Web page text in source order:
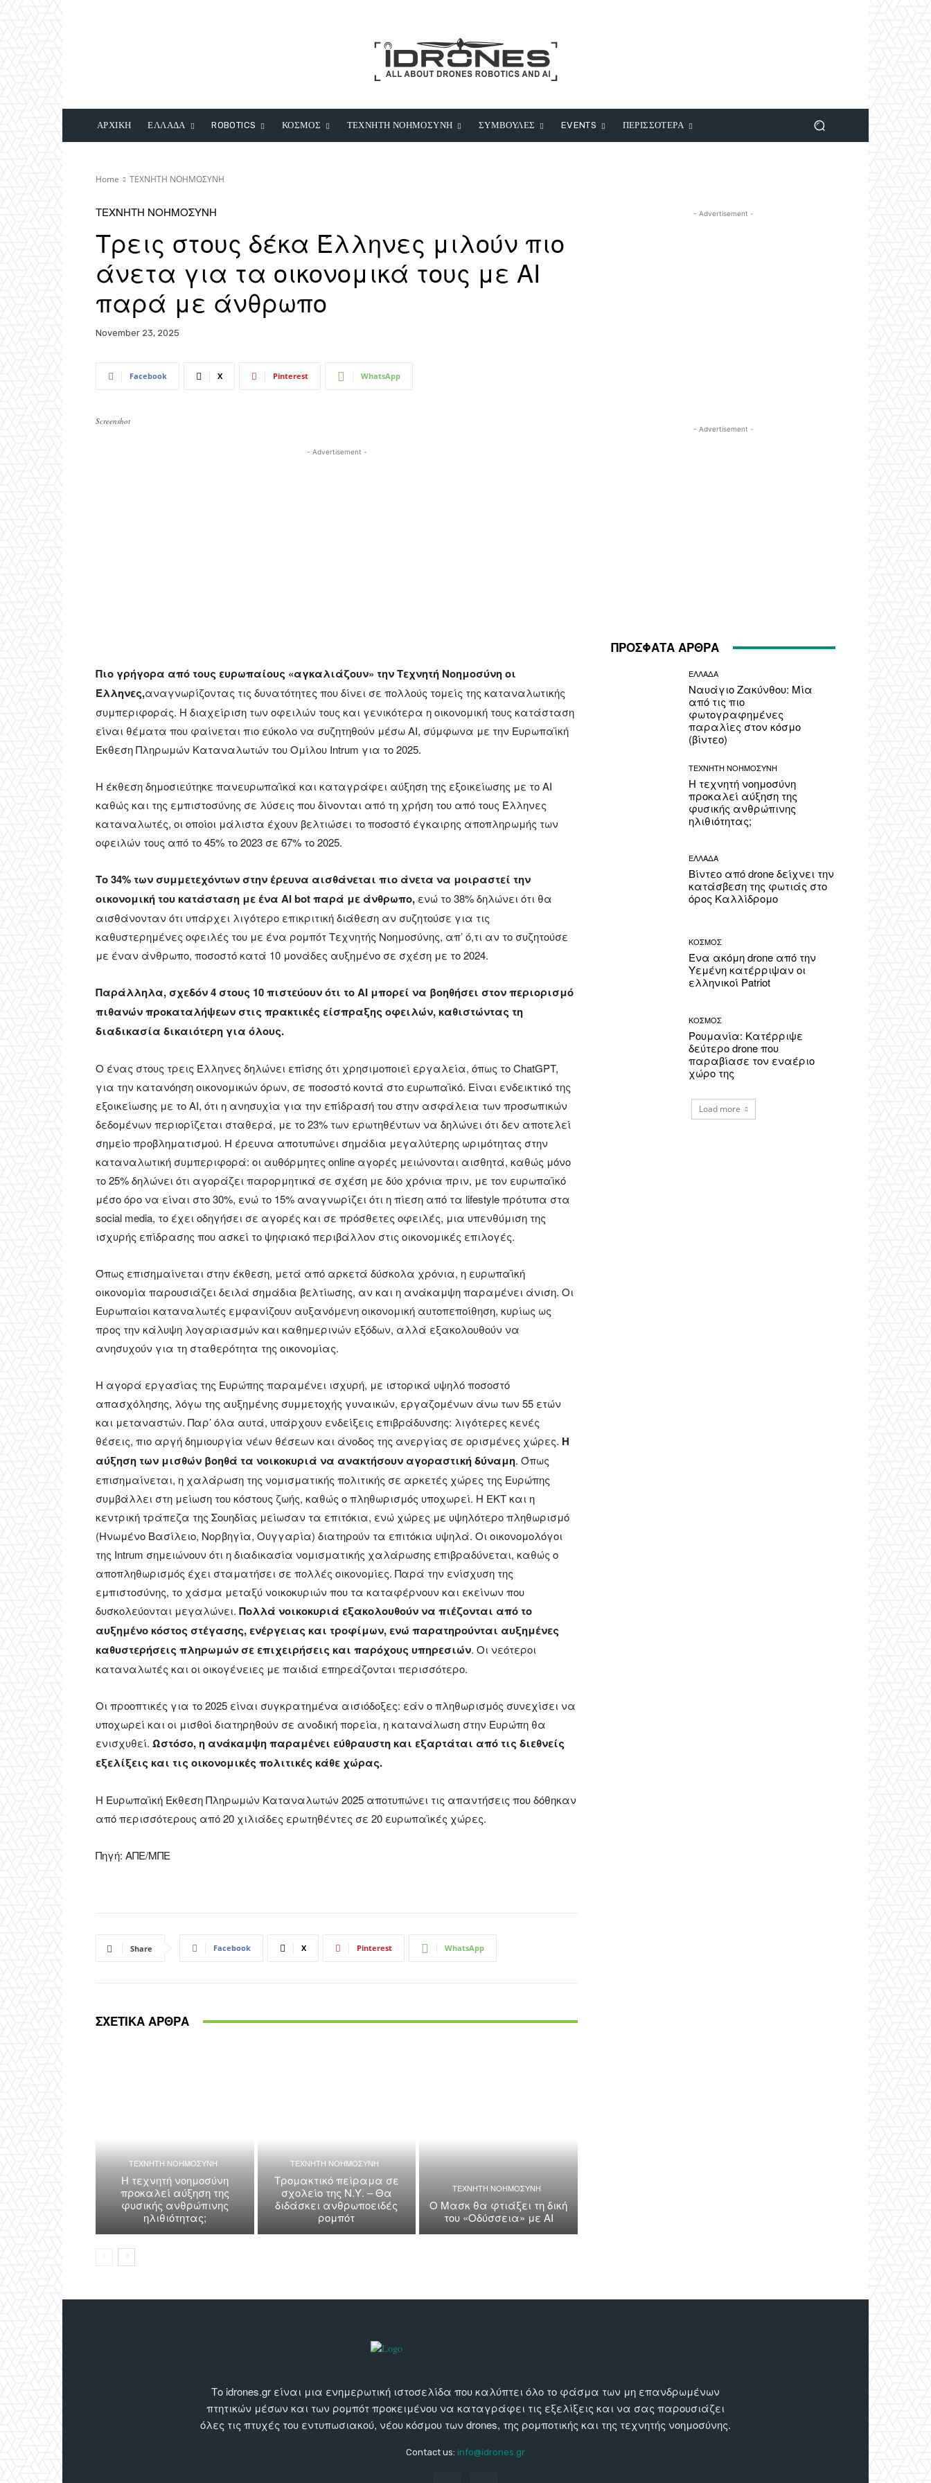
ΑΡΧΙΚΗ ΕΛΛΑΔΑ ROBOTICS ΚΟΣΜΟΣ ΤΕΧΝΗΤΗ ΝΟΗΜΟΣΥΝΗ ΣΥΜΒΟΥΛΕΣ EVENTS ΠΕΡΙΣΣΟΤΕΡΑ
Home ΤΕΧΝΗΤΗ ΝΟΗΜΟΣΥΝΗ
ΤΕΧΝΗΤΗ ΝΟΗΜΟΣΥΝΗ
Τρεις στους δέκα Έλληνες μιλούν πιο
άνετα για τα οικονομικά τους με AI
παρά με άνθρωπο
November 23, 2025
Facebook X Pinterest WhatsApp
Screenshot
- Advertisement -
Πιο γρήγορα από τους ευρωπαίους «αγκαλιάζουν» την Τεχνητή Νοημοσύνη οι
Έλληνες,αναγνωρίζοντας τις δυνατότητες που δίνει σε πολλούς τομείς της καταναλωτικής
συμπεριφοράς. Η διαχείριση των οφειλών τους και γενικότερα η οικονομική τους κατάσταση
είναι θέματα που φαίνεται πιο εύκολο να συζητηθούν μέσω AI, σύμφωνα με την Ευρωπαϊκή
Έκθεση Πληρωμών Καταναλωτών του Oμίλου Intrum για το 2025.
Η έκθεση δημοσιεύτηκε πανευρωπαϊκά και καταγράφει αύξηση της εξοικείωσης με το ΑΙ
καθώς και της εμπιστοσύνης σε λύσεις που δίνονται από τη χρήση του από τους Έλληνες
καταναλωτές, οι οποίοι μάλιστα έχουν βελτιώσει το ποσοστό έγκαιρης αποπληρωμής των
οφειλών τους από το 45% το 2023 σε 67% το 2025.
Το 34% των συμμετεχόντων στην έρευνα αισθάνεται πιο άνετα να μοιραστεί την
οικονομική του κατάσταση με ένα AI bot παρά με άνθρωπο, ενώ το 38% δηλώνει ότι θα
αισθάνονταν ότι υπάρχει λιγότερο επικριτική διάθεση αν συζητούσε για τις
καθυστερημένες οφειλές του με ένα ρομπότ Τεχνητής Νοημοσύνης, απ’ ό,τι αν το συζητούσε
με έναν άνθρωπο, ποσοστό κατά 10 μονάδες αυξημένο σε σχέση με το 2024.
Παράλληλα, σχεδόν 4 στους 10 πιστεύουν ότι το AI μπορεί να βοηθήσει στον περιορισμό
πιθανών προκαταλήψεων στις πρακτικές είσπραξης οφειλών, καθιστώντας τη
διαδικασία δικαιότερη για όλους.
Ο ένας στους τρεις Έλληνες δηλώνει επίσης ότι χρησιμοποιεί εργαλεία, όπως το ChatGPT,
για την κατανόηση οικονομικών όρων, σε ποσοστό κοντά στο ευρωπαϊκό. Είναι ενδεικτικό της
εξοικείωσης με το ΑΙ, ότι η ανησυχία για την επίδρασή του στην ασφάλεια των προσωπικών
δεδομένων περιορίζεται σταθερά, με το 23% των ερωτηθέντων να δηλώνει ότι δεν αποτελεί
σημείο προβληματισμού. Η έρευνα αποτυπώνει σημάδια μεγαλύτερης ωριμότητας στην
καταναλωτική συμπεριφορά: οι αυθόρμητες online αγορές μειώνονται αισθητά, καθώς μόνο
το 25% δηλώνει ότι αγοράζει παρορμητικά σε σχέση με δύο χρόνια πριν, με τον ευρωπαϊκό
μέσο όρο να είναι στο 30%, ενώ το 15% αναγνωρίζει ότι η πίεση από τα lifestyle πρότυπα στα
social media, το έχει οδηγήσει σε αγορές και σε πρόσθετες οφειλές, μια υπενθύμιση της
ισχυρής επίδρασης που ασκεί το ψηφιακό περιβάλλον στις οικονομικές επιλογές.
Όπως επισημαίνεται στην έκθεση, μετά από αρκετά δύσκολα χρόνια, η ευρωπαϊκή
οικονομία παρουσιάζει δειλά σημάδια βελτίωσης, αν και η ανάκαμψη παραμένει άνιση. Οι
Ευρωπαίοι καταναλωτές εμφανίζουν αυξανόμενη οικονομική αυτοπεποίθηση, κυρίως ως
προς την κάλυψη λογαριασμών και καθημερινών εξόδων, αλλά εξακολουθούν να
ανησυχούν για τη σταθερότητα της οικονομίας.
Η αγορά εργασίας της Ευρώπης παραμένει ισχυρή, με ιστορικά υψηλό ποσοστό
απασχόλησης, λόγω της αυξημένης συμμετοχής γυναικών, εργαζομένων άνω των 55 ετών
και μεταναστών. Παρ’ όλα αυτά, υπάρχουν ενδείξεις επιβράδυνσης: λιγότερες κενές
θέσεις, πιο αργή δημιουργία νέων θέσεων και άνοδος της ανεργίας σε ορισμένες χώρες. Η
αύξηση των μισθών βοηθά τα νοικοκυριά να ανακτήσουν αγοραστική δύναμη. Όπως
επισημαίνεται, η χαλάρωση της νομισματικής πολιτικής σε αρκετές χώρες της Ευρώπης
συμβάλλει στη μείωση του κόστους ζωής, καθώς ο πληθωρισμός υποχωρεί. Η ΕΚΤ και η
κεντρική τράπεζα της Σουηδίας μείωσαν τα επιτόκια, ενώ χώρες με υψηλότερο πληθωρισμό
(Ηνωμένο Βασίλειο, Νορβηγία, Ουγγαρία) διατηρούν τα επιτόκια υψηλά. Οι οικονομολόγοι
της Intrum σημειώνουν ότι η διαδικασία νομισματικής χαλάρωσης επιβραδύνεται, καθώς ο
αποπληθωρισμός έχει σταματήσει σε πολλές οικονομίες. Παρά την ενίσχυση της
εμπιστοσύνης, το χάσμα μεταξύ νοικοκυριών που τα καταφέρνουν και εκείνων που
δυσκολεύονται μεγαλώνει. Πολλά νοικοκυριά εξακολουθούν να πιέζονται από το
αυξημένο κόστος στέγασης, ενέργειας και τροφίμων, ενώ παρατηρούνται αυξημένες
καθυστερήσεις πληρωμών σε επιχειρήσεις και παρόχους υπηρεσιών. Οι νεότεροι
καταναλωτές και οι οικογένειες με παιδιά επηρεάζονται περισσότερο.
Οι προοπτικές για το 2025 είναι συγκρατημένα αισιόδοξες: εάν ο πληθωρισμός συνεχίσει να
υποχωρεί και οι μισθοί διατηρηθούν σε ανοδική πορεία, η κατανάλωση στην Ευρώπη θα
ενισχυθεί. Ωστόσο, η ανάκαμψη παραμένει εύθραυστη και εξαρτάται από τις διεθνείς
εξελίξεις και τις οικονομικές πολιτικές κάθε χώρας.
H Ευρωπαϊκή Έκθεση Πληρωμών Καταναλωτών 2025 αποτυπώνει τις απαντήσεις που δόθηκαν
από περισσότερους από 20 χιλιάδες ερωτηθέντες σε 20 ευρωπαϊκές χώρες.
Πηγή: ΑΠΕ/ΜΠΕ
Share Facebook X Pinterest WhatsApp
ΣΧΕΤΙΚΑ ΑΡΘΡΑ
ΤΕΧΝΗΤΗ ΝΟΗΜΟΣΥΝΗ
Η τεχνητή νοημοσύνη
προκαλεί αύξηση της
φυσικής ανθρώπινης
ηλιθιότητας;
ΤΕΧΝΗΤΗ ΝΟΗΜΟΣΥΝΗ
Τρομακτικό πείραμα σε
σχολείο της Ν.Υ. – Θα
διδάσκει ανθρωποειδές
ρομπότ
ΤΕΧΝΗΤΗ ΝΟΗΜΟΣΥΝΗ
Ο Μασκ θα φτιάξει τη δική
του «Οδύσσεια» με AI
- Advertisement -
- Advertisement -
ΠΡΟΣΦΑΤΑ ΑΡΘΡΑ
ΕΛΛΑΔΑ
Ναυάγιο Ζακύνθου: Μία
από τις πιο
φωτογραφημένες
παραλίες στον κόσμο
(βίντεο)
ΤΕΧΝΗΤΗ ΝΟΗΜΟΣΥΝΗ
Η τεχνητή νοημοσύνη
προκαλεί αύξηση της
φυσικής ανθρώπινης
ηλιθιότητας;
ΕΛΛΑΔΑ
Βίντεο από drone δείχνει την
κατάσβεση της φωτιάς στο
όρος Καλλίδρομο
ΚΟΣΜΟΣ
Ένα ακόμη drone από την
Υεμένη κατέρριψαν οι
ελληνικοί Patriot
ΚΟΣΜΟΣ
Ρουμανία: Κατέρριψε
δεύτερο drone που
παραβίασε τον εναέριο
χώρο της
Load more
Το idrones.gr είναι μια ενημερωτική ιστοσελίδα που καλύπτει όλο το φάσμα των μη επανδρωμένων
πτητικών μέσων και των ρομπότ προκειμένου να καταγράφει τις εξελίξεις και να σας παρουσιάζει
όλες τις πτυχές του εντυπωσιακού, νέου κόσμου των drones, της ρομποτικής και της τεχνητής νοημοσύνης.
Contact us: info@idrones.gr